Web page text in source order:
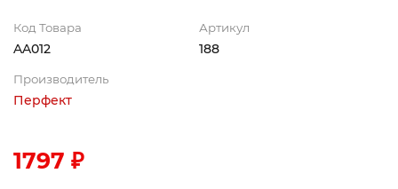
Код Товара
AA012
Артикул
188
Производитель
Перфект
1797 ₽